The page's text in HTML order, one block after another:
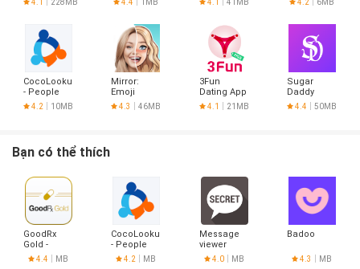
4.1 228MB
Discount
4.4 1MB 4.1 41MB
Music
4.2 6MB
CocoLookup
- People
Finder
4.2 10MB
Mirror:
Emoji
meme
maker
4.3 46MB
3Fun
Dating App
- Meet
Curious
4.1 21MB
Sugar
Daddy
Dating App
- Sudy
4.4 50MB
Bạn có thể thích
GoodRx
Gold -
Pharmacy
Discount
4.4 MB
CocoLookup
- People
Finder
4.2 MB
Message
viewer
4.0 MB
Badoo
4.3 MB